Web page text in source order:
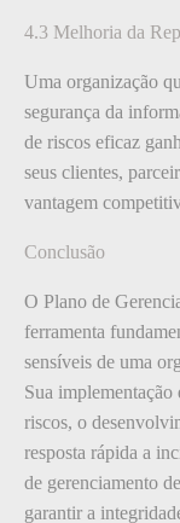
4.3 Melhoria da
Uma organização
segurança da
de riscos eficaz
seus clientes,
vantagem
Conclusão
O Plano de
ferramenta
sensíveis de uma
Sua
riscos, o
resposta rápida a
de gerenciamento
garantir a